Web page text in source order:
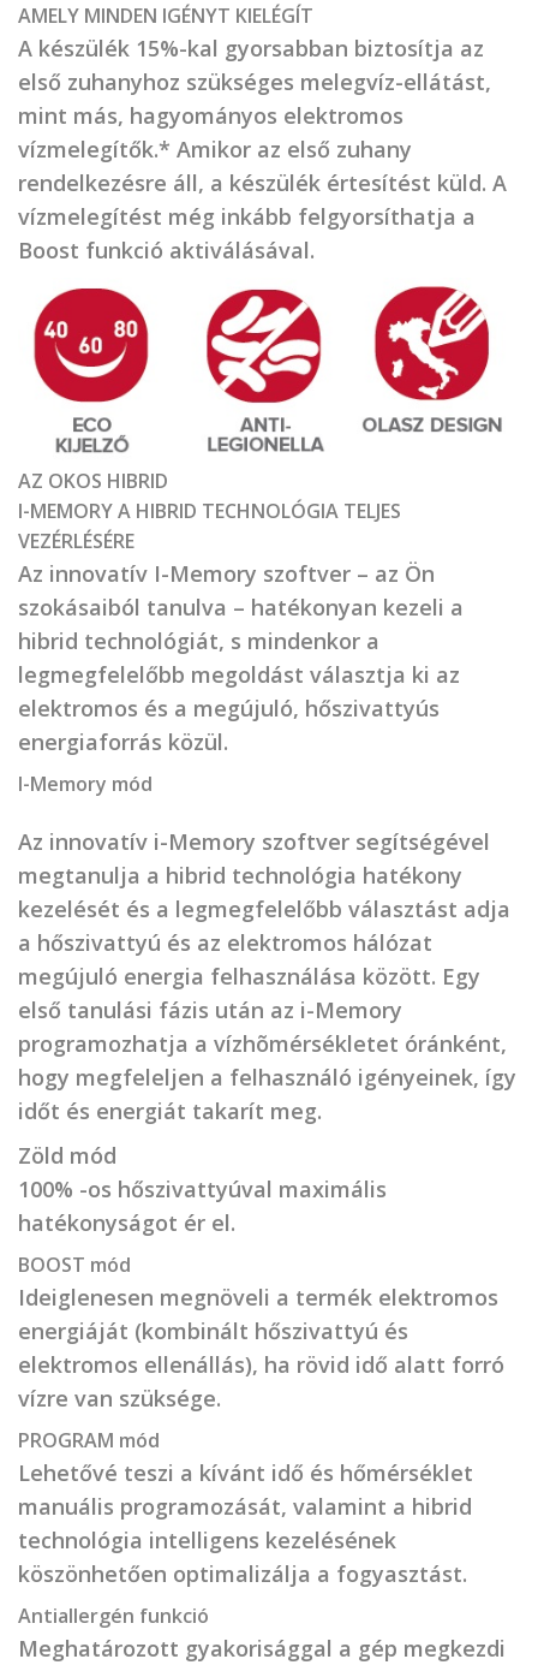
AMELY MINDEN IGÉNYT KIELÉGÍT
A készülék 15%-kal gyorsabban biztosítja az
első zuhanyhoz szükséges melegvíz-ellátást,
mint más, hagyományos elektromos
vízmelegítők.* Amikor az első zuhany
rendelkezésre áll, a készülék értesítést küld. A
vízmelegítést még inkább felgyorsíthatja a
Boost funkció aktiválásával.
AZ OKOS HIBRID
I-MEMORY A HIBRID TECHNOLÓGIA TELJES
VEZÉRLÉSÉRE
Az innovatív I-Memory szoftver – az Ön
szokásaiból tanulva – hatékonyan kezeli a
hibrid technológiát, s mindenkor a
legmegfelelőbb megoldást választja ki az
elektromos és a megújuló, hőszivattyús
energiaforrás közül.
I-Memory mód
Az innovatív i-Memory szoftver segítségével
megtanulja a hibrid technológia hatékony
kezelését és a legmegfelelőbb választást adja
a hőszivattyú és az elektromos hálózat
megújuló energia felhasználása között. Egy
első tanulási fázis után az i-Memory
programozhatja a vízhõmérsékletet óránként,
hogy megfeleljen a felhasználó igényeinek, így
időt és energiát takarít meg.
Zöld mód
100% -os hőszivattyúval maximális
hatékonyságot ér el.
BOOST mód
Ideiglenesen megnöveli a termék elektromos
energiáját (kombinált hőszivattyú és
elektromos ellenállás), ha rövid idő alatt forró
vízre van szüksége.
PROGRAM mód
Lehetővé teszi a kívánt idő és hőmérséklet
manuális programozását, valamint a hibrid
technológia intelligens kezelésének
köszönhetően optimalizálja a fogyasztást.
Antiallergén funkció
Meghatározott gyakorisággal a gép megkezdi